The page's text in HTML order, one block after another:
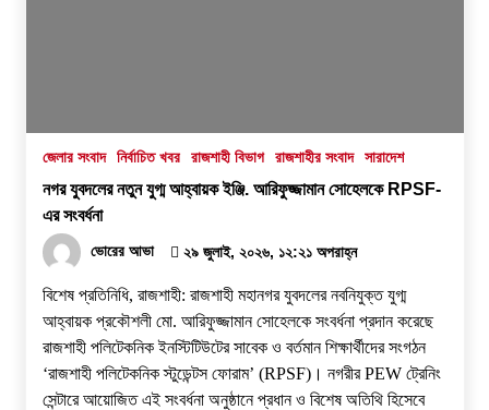
জেলার সংবাদ নির্বাচিত খবর রাজশাহী বিভাগ রাজশাহীর সংবাদ সারাদেশ
নগর যুবদলের নতুন যুগ্ম আহ্বায়ক ইঞ্জি. আরিফুজ্জামান সোহেলকে RPSF-
এর সংবর্ধনা
ভোরের আভা ২৯ জুলাই, ২০২৬, ১২:২১ অপরাহ্ন
বিশেষ প্রতিনিধি, রাজশাহী: রাজশাহী মহানগর যুবদলের নবনিযুক্ত যুগ্ম
আহ্বায়ক প্রকৌশলী মো. আরিফুজ্জামান সোহেলকে সংবর্ধনা প্রদান করেছে
রাজশাহী পলিটেকনিক ইনস্টিটিউটের সাবেক ও বর্তমান শিক্ষার্থীদের সংগঠন
‘রাজশাহী পলিটেকনিক স্টুডেন্টস ফোরাম’ (RPSF)। ​নগরীর PEW ট্রেনিং
সেন্টারে আয়োজিত এই সংবর্ধনা অনুষ্ঠানে প্রধান ও বিশেষ অতিথি হিসেবে